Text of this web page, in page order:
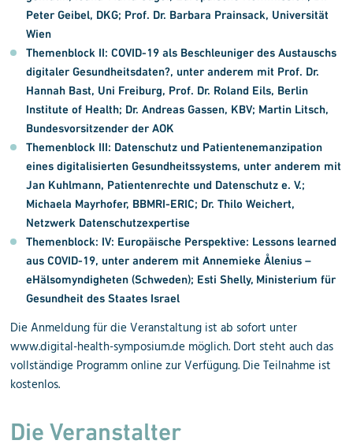
PeterGeibel, DKG; Prof. Dr. Barbara Prainsack, Universität
Wien
Themenblock II: COVID-19 als Beschleuniger des Austauschs
digitaler Gesundheitsdaten?, unter anderem mit Prof. Dr.
Hannah Bast, Uni Freiburg, Prof. Dr. Roland Eils, Berlin
Institute of Health; Dr. Andreas Gassen, KBV; Martin Litsch,
Bundesvorsitzender der AOK
Themenblock III: Datenschutz und Patientenemanzipation
eines digitalisierten Gesundheitssystems, unter anderem mit
Jan Kuhlmann, Patientenrechte und Datenschutz e. V.;
Michaela Mayrhofer, BBMRI-ERIC; Dr. Thilo Weichert,
Netzwerk Datenschutzexpertise
Themenblock: IV: Europäische Perspektive: Lessons learned
aus COVID-19, unter anderem mitAnnemieke Ålenius –
eHälsomyndigheten (Schweden); Esti Shelly, Ministerium für
Gesundheit des Staates Israel
Die Anmeldung für die Veranstaltung ist ab sofort unter
www.digital-health-symposium.de möglich. Dort steht auch das
vollständige Programm online zur Verfügung. Die Teilnahme ist
kostenlos.
Die Veranstalter